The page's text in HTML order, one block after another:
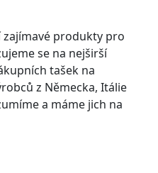
zajímavé produkty pro
se na nejširší
tašek na
z Německa, Itálie
a máme jich na